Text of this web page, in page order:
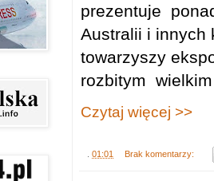
prezentuje
Australii i innych
towarzyszy
rozbitym
Czytaj więcej >>
01:01 Brak komentarzy: